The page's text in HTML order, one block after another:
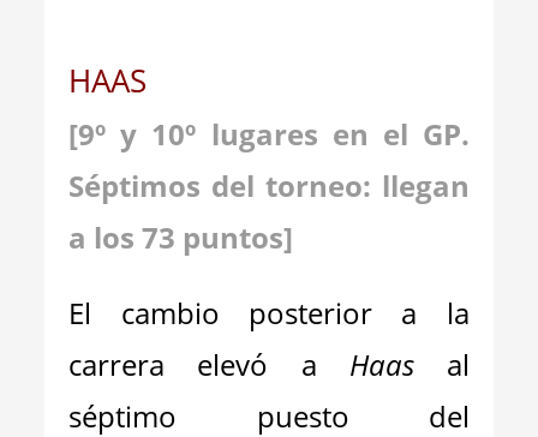
HAAS
[9º y 10º lugares en el GP.
Séptimos del torneo: llegan
a los 73 puntos]
El cambio posterior a la
carrera elevó a Haasal
séptimo puesto del